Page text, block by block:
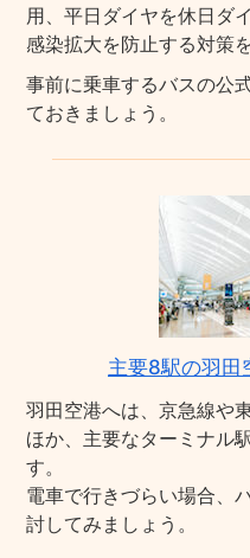
用、平日ダイヤを休日ダ
感染拡大を防止する対策
事前に乗車するバスの公
ておきましょう。
主要8駅の羽田
羽田空港へは、京急線や
ほか、主要なターミナル
す。
電車で行きづらい場合、
討してみましょう。